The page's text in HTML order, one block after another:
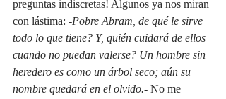
preguntas indiscretas! Algunos ya nos miran
con lástima: -Pobre Abram, de qué le sirve
todo lo que tiene? Y, quién cuidará de ellos
cuando no puedan valerse? Un hombre sin
heredero es como un árbol seco; aún su
nombre quedará en el olvido.- No me